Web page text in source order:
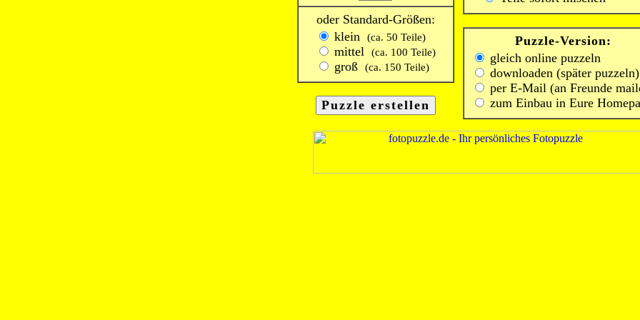
oder Standard-Größen:
klein
(ca. 50 Teile)
mittel (ca. 100 Teile)
groß (ca. 150 Teile)
Puzzle-Version:
gleich online puzzeln
downloaden (später puzzeln)
per E-Mail (an Freunde
zum Einbau in Eure